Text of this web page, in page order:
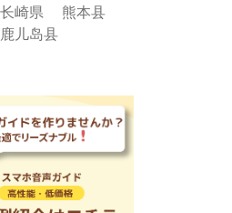
长崎県
熊本县
鹿儿岛县